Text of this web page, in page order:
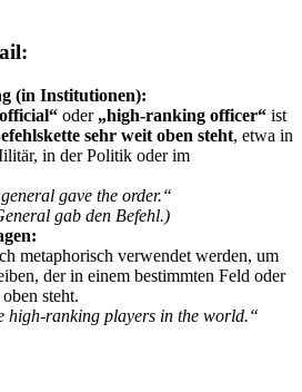
(in Institutionen):
oder „high-ranking officer“ ist
sehr weit oben steht, etwa in
in der Politik oder im
gave the order.“
gab den Befehl.)
metaphorisch verwendet werden, um
der in einem bestimmten Feld oder
steht.
high-ranking players in the world.“